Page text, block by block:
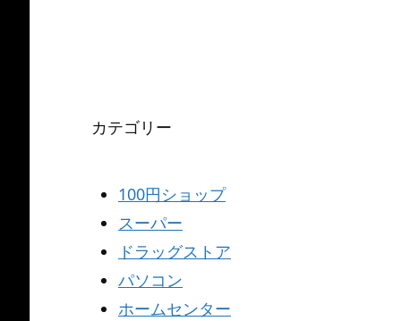
カテゴリー
100円ショップ
スーパー
ドラッグストア
パソコン
ホームセンター